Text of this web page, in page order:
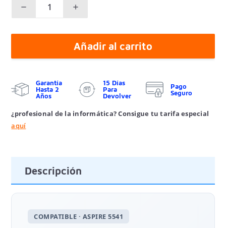
Añadir al carrito
Garantía
Hasta 2
Años
15 Días
Para
Devolver
Pago
Seguro
¿profesional de la informática? Consigue tu tarifa especial
aquí
Descripción
COMPATIBLE · ASPIRE 5541